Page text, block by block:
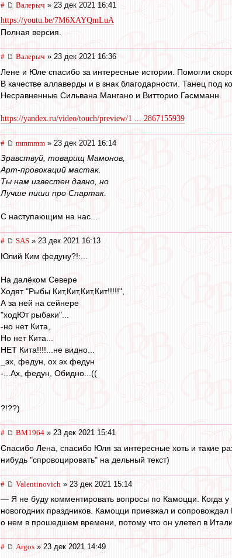
# Валерыч » 23 дек 2021 16:41
https://youtu.be/7M6XAYQmLuA
Полная версия.
# Валерыч » 23 дек 2021 16:36
Лене и Юле спасибо за интересные истории. Помогли
В качестве аллаверды и в знак благодарности. Танец
Несравненные Сильвана Мангано и Витторио Гасмманн.
https://yandex.ru/video/touch/preview/1 ... 2867155939
# mmmmm » 23 дек 2021 16:14
Зравствуй, товарищ Мамонов,
Арт-провокаций мастак.
Ты нам известен давно, но
Лучше пиши про Спартак.
С наступающим на нас...
# SAS » 23 дек 2021 16:13
Юлий Ким федуну?!:...
На далёком Севере
Ходят "Рыбы Кит,Кит,Кит,Кит!!!!!",
А за ней на сейнере
"ходЮт рыбаки"...
-но нет Кита,
Но нет Кита...
НЕТ Кита!!!!...не видно...
_эх, федун, ох эх федун
-...Ах, федун, Обидно...((
?!??)
# BM1964 » 23 дек 2021 15:41
Спасибо Лена, спасибо Юля за интересные хоть и такие
нибудь "спровоцировать" на дельный текст)
# Valentinovich » 23 дек 2021 15:14
— Я не буду комментировать вопросы по Камоцци. Когда
новогодних праздников. Камоцци приезжал и
о нем в прошедшем времени, потому что он улетел в
# Argos » 23 дек 2021 14:49